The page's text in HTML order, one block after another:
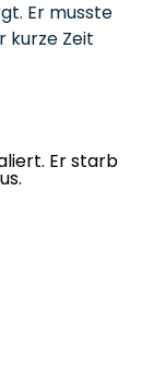
Er musste
kurze Zeit